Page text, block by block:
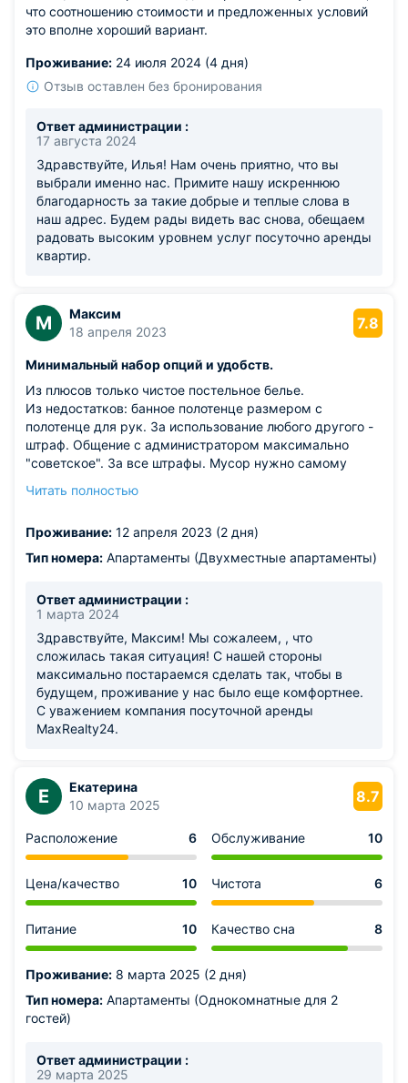
что соотношению стоимости и предложенных условий
это вполне хороший вариант.
Проживание: 24 июля 2024 (4 дня)
Отзыв оставлен без бронирования
Ответ администрации :
17 августа 2024
Здравствуйте, Илья! Нам очень приятно, что вы
выбрали именно нас. Примите нашу искреннюю
благодарность за такие добрые и теплые слова в
наш адрес. Будем рады видеть вас снова, обещаем
радовать высоким уровнем услуг посуточно аренды
квартир.
М
Максим
18 апреля 2023
7.8
Минимальный набор опций и удобств.
Из плюсов только чистое постельное белье.
Из недостатков: банное полотенце размером с
полотенце для рук. За использование любого другого -
штраф. Общение с администратором максимально
"советское". За все штрафы. Мусор нужно самому
для Wi-Fi пришлось просить отдельно, так не понятно,
ни соли, ни ножа. Ради одних суток нужно покупать
кучу лишних продуктов, чтобы пожарить яичницу и
общение с администратором просто вывело из себя, я
давно не сталкивался с таким сервисом.
Читать полностью
Проживание: 12 апреля 2023 (2 дня)
Тип номера: Апартаменты (Двухместные апартаменты)
Ответ администрации :
1 марта 2024
Здравствуйте, Максим! Мы сожалеем, , что
сложилась такая ситуация! С нашей стороны
максимально постараемся сделать так, чтобы в
будущем, проживание у нас было еще комфортнее.
С уважением компания посуточной аренды
MaxRealty24.
Е
Екатерина
10 марта 2025
8.7
Расположение 6 Обслуживание 10
Цена/качество 10 Чистота 6
Питание 10 Качество сна 8
Проживание: 8 марта 2025 (2 дня)
Тип номера: Апартаменты (Однокомнатные для 2
гостей)
Ответ администрации :
29 марта 2025